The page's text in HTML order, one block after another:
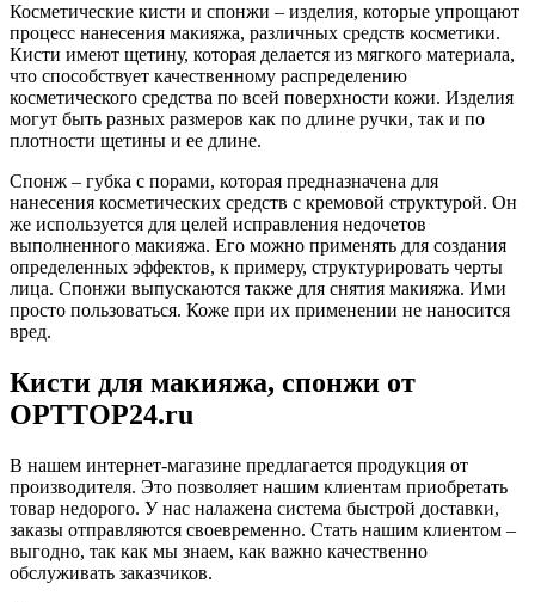
Косметические кисти и спонжи – изделия, которые упрощают
процесс нанесения макияжа, различных средств косметики.
Кисти имеют щетину, которая делается из мягкого материала,
что способствует качественному распределению
косметического средства по всей поверхности кожи. Изделия
могут быть разных размеров как по длине ручки, так и по
плотности щетины и ее длине.
Спонж – губка с порами, которая предназначена для
нанесения косметических средств с кремовой структурой. Он
же используется для целей исправления недочетов
выполненного макияжа. Его можно применять для создания
определенных эффектов, к примеру, структурировать черты
лица. Спонжи выпускаются также для снятия макияжа. Ими
просто пользоваться. Коже при их применении не наносится
вред.
Кисти для макияжа, спонжи от
OPTTOP24.ru
В нашем интернет-магазине предлагается продукция от
производителя. Это позволяет нашим клиентам приобретать
товар недорого. У нас налажена система быстрой доставки,
заказы отправляются своевременно. Стать нашим клиентом –
выгодно, так как мы знаем, как важно качественно
обслуживать заказчиков.